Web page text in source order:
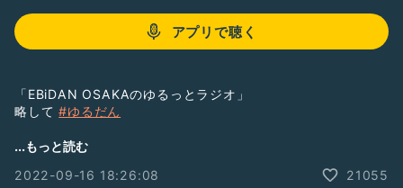
アプリで聴く
「EBiDAN OSAKAのゆるっとラジオ」
略して#ゆるだん
台本・リハーサルなしの一発撮りでお送りします。
番組。 お聴き逃しなく！！
...もっと読む
2022-09-16 18:26:08
21055